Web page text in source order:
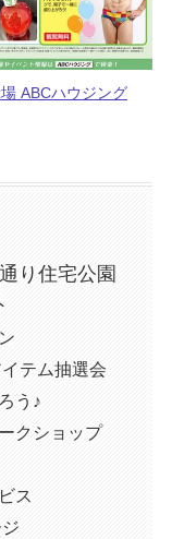
ABCハウジング
り住宅公園
テム抽選会
う♪
クショップ
ス